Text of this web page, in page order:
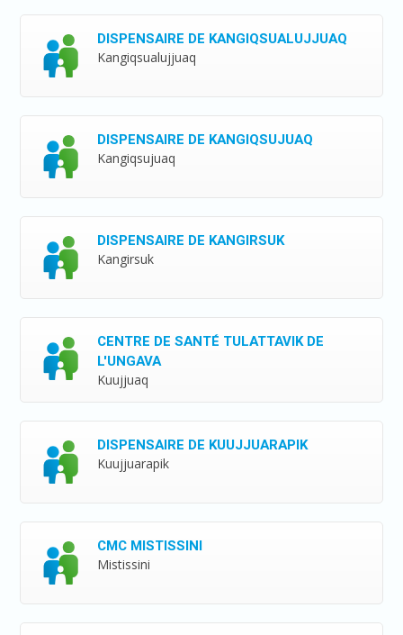
DISPENSAIRE DE KANGIQSUALUJJUAQ
Kangiqsualujjuaq
DISPENSAIRE DE KANGIQSUJUAQ
Kangiqsujuaq
DISPENSAIRE DE KANGIRSUK
Kangirsuk
CENTRE DE SANTÉ TULATTAVIK DE
L'UNGAVA
Kuujjuaq
DISPENSAIRE DE KUUJJUARAPIK
Kuujjuarapik
CMC MISTISSINI
Mistissini